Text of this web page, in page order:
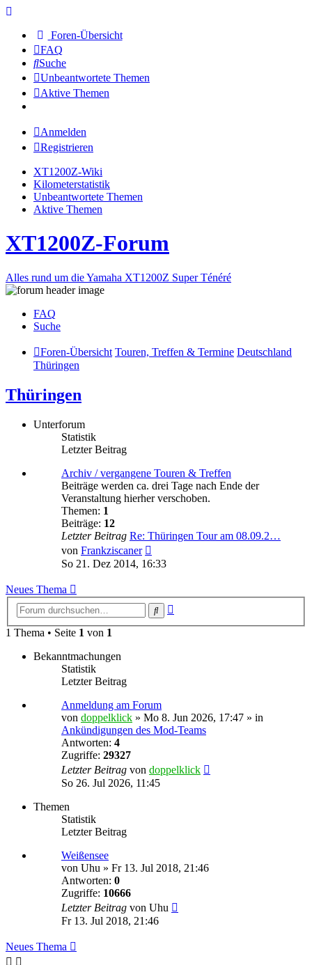
Foren-Übersicht
FAQ
Suche
Unbeantwortete Themen
Aktive Themen
Anmelden
Registrieren
XT1200Z-Wiki
Kilometerstatistik
Unbeantwortete Themen
Aktive Themen
XT1200Z-Forum
Alles rund um die Yamaha XT1200Z Super Ténéré
FAQ
Suche
Foren-Übersicht Touren, Treffen & Termine Deutschland
Thüringen
Thüringen
Unterforum
Statistik
Letzter Beitrag
Archiv / vergangene Touren & Treffen
Beiträge werden ca. drei Tage nach Ende der
Veranstaltung hierher verschoben.
Themen: 1
Beiträge: 12
Letzter Beitrag Re: Thüringen Tour am 08.09.2…
von Frankziscaner
Beitrag
So 21. Dez 2014, 16:33
Neues Thema
Suche
1 Thema • Seite 1 von 1
Bekanntmachungen
Statistik
Letzter Beitrag
Anmeldung am Forum
von doppelklick » Mo 8. Jun 2026, 17:47 » in
Ankündigungen des Mod-Teams
Antworten: 4
Zugriffe: 29327
Letzter Beitrag von doppelklick
So 26. Jul 2026, 11:45
Themen
Statistik
Letzter Beitrag
Weißensee
von Uhu » Fr 13. Jul 2018, 21:46
Antworten: 0
Zugriffe: 10666
Letzter Beitrag von Uhu
Fr 13. Jul 2018, 21:46
Neues Thema